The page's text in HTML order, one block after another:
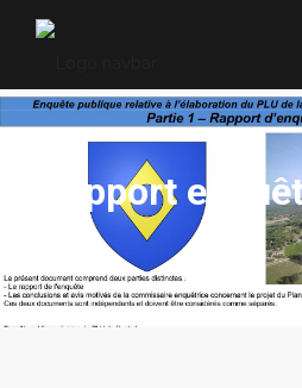
LE
LA
ARRÊTÉS
rapport